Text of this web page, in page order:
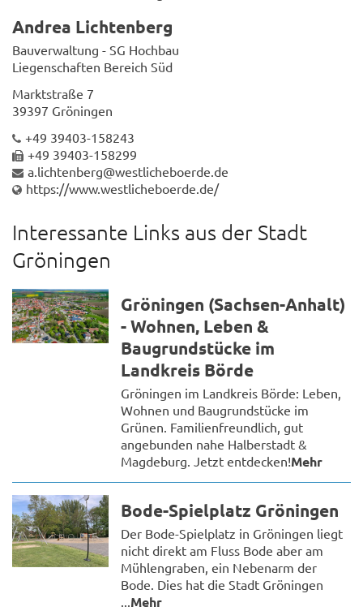
Andrea Lichtenberg
Bauverwaltung - SG Hochbau
Liegenschaften Bereich Süd
Marktstraße 7
39397 Gröningen
+49 39403-158243
+49 39403-158299
a.lichtenberg@westlicheboerde.de
https://www.westlicheboerde.de/
Interessante Links aus der Stadt
Gröningen
Gröningen (Sachsen-Anhalt)
- Wohnen, Leben &
Baugrundstücke im
Landkreis Börde
Gröningen im Landkreis Börde: Leben,
Wohnen und Baugrundstücke im
Grünen. Familienfreundlich, gut
angebunden nahe Halberstadt &
Magdeburg. Jetzt entdecken!Mehr
Bode-Spielplatz Gröningen
Der Bode-Spielplatz in Gröningen liegt
nicht direkt am Fluss Bode aber am
Mühlengraben, ein Nebenarm der
Bode. Dies hat die Stadt Gröningen
Mehr